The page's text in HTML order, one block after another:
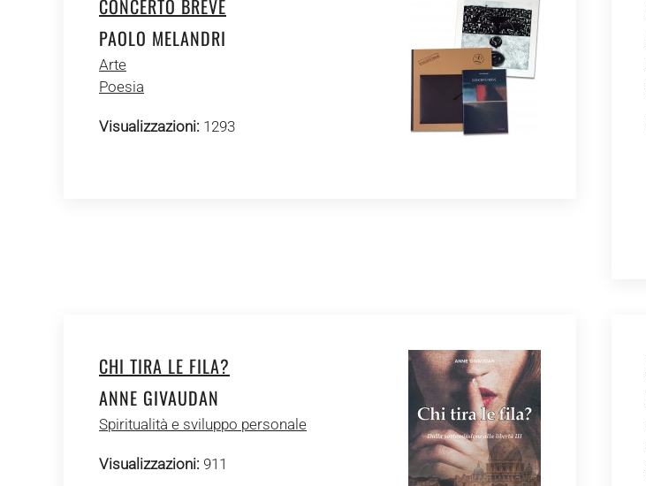
CONCERTO BREVE
PAOLO MELANDRI
Arte
Poesia
Visualizzazioni: 1293
CHI TIRA LE FILA?
ANNE GIVAUDAN
Spiritualità e sviluppo personale
Visualizzazioni: 911